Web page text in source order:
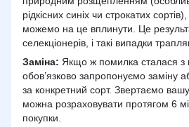
рідкісних синіх чи строкатих
можемо на це вплинути. Це
селекціонерів, і такі випадки
Заміна: Якщо ж помилка сталася
обов’язково запропонуємо заміну
за конкретний сорт. Звертаємо
можна розраховувати протягом 6
покупки.